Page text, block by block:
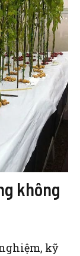
không
kỹ